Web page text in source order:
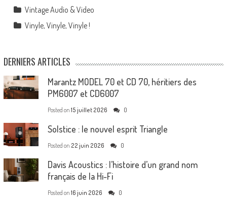
Vintage Audio & Video
Vinyle, Vinyle, Vinyle !
DERNIERS ARTICLES
Marantz MODEL 70 et CD 70, héritiers des
PM6007 et CD6007
Posted on 15 juillet 2026 0
Solstice : le nouvel esprit Triangle
Posted on 22 juin 2026 0
Davis Acoustics : l’histoire d’un grand nom
français de la Hi-Fi
Posted on 16 juin 2026 0